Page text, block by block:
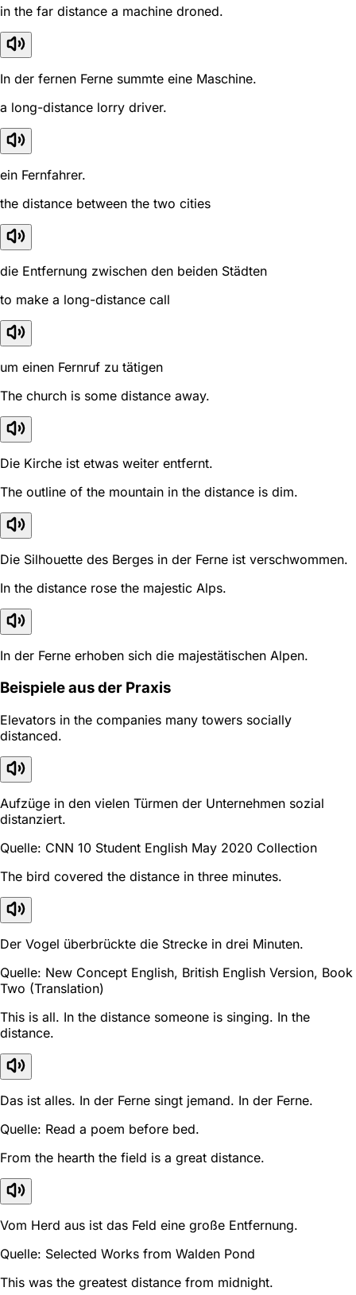
in the far distance a machine droned.
In der fernen Ferne summte eine Maschine.
a long-distance lorry driver.
ein Fernfahrer.
the distance between the two cities
die Entfernung zwischen den beiden Städten
to make a long-distance call
um einen Fernruf zu tätigen
The church is some distance away.
Die Kirche ist etwas weiter entfernt.
The outline of the mountain in the distance is dim.
Die Silhouette des Berges in der Ferne ist verschwommen.
In the distance rose the majestic Alps.
In der Ferne erhoben sich die majestätischen Alpen.
Beispiele aus der Praxis
Elevators in the companies many towers socially
distanced.
Aufzüge in den vielen Türmen der Unternehmen sozial
distanziert.
Quelle: CNN 10 Student English May 2020 Collection
The bird covered the distance in three minutes.
Der Vogel überbrückte die Strecke in drei Minuten.
Quelle: New Concept English, British English Version, Book
Two (Translation)
This is all. In the distance someone is singing. In the
distance.
Das ist alles. In der Ferne singt jemand. In der Ferne.
Quelle: Read a poem before bed.
From the hearth the field is a great distance.
Vom Herd aus ist das Feld eine große Entfernung.
Quelle: Selected Works from Walden Pond
This was the greatest distance from midnight.